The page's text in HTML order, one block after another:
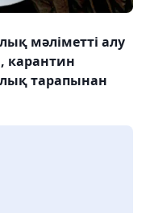
мәліметті алу
карантин
тарапынан